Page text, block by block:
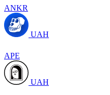
ANKR
UAH
APE
UAH